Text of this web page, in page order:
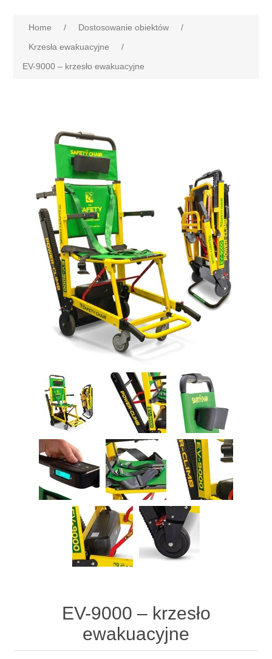
Home / Dostosowanie obiektów
/
Krzesła ewakuacyjne
/
EV-9000 – krzesło ewakuacyjne
EV-9000 – krzesło
ewakuacyjne